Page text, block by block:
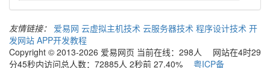
友情链接： 爱易网 云虚拟主机技术 云服务器技术 程序设计技术 开
发网站 APP开发教程
Copyright © 2013-2026 爱易网页 当前在线：298人 网站在4时29
分45秒内访问总人数：72885人 2秒前 27.40% 粤ICP备